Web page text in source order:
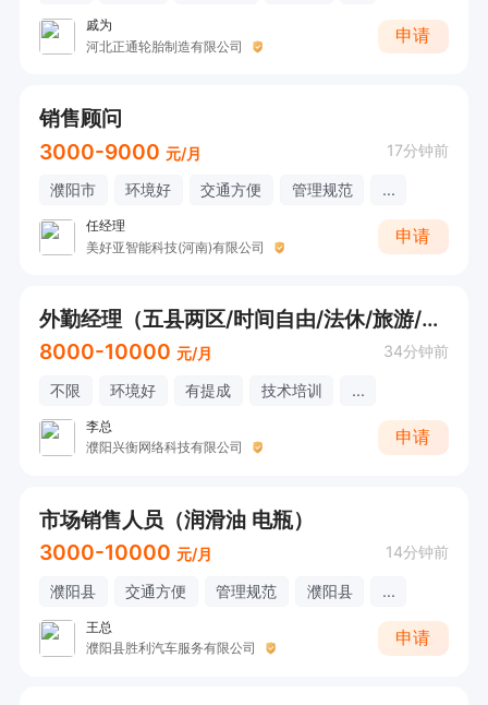
戚为
河北正通轮胎制造有限公司
申请
销售顾问
3000-9000 元/月 17分钟前
濮阳市 环境好 交通方便 管理规范 ...
任经理
美好亚智能科技(河南)有限公司
申请
外勤经理（五县两区/时间自由/法休/旅游/节假日福利）可直接电话咨询
8000-10000 元/月 34分钟前
不限 环境好 有提成 技术培训 ...
李总
濮阳兴衡网络科技有限公司
申请
市场销售人员（润滑油 电瓶）
3000-10000 元/月 14分钟前
濮阳县 交通方便 管理规范 濮阳县 ...
王总
濮阳县胜利汽车服务有限公司
申请